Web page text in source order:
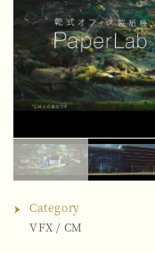
Category
VFX / CM